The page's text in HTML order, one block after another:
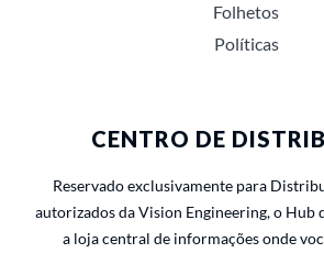
Folhetos
Políticas
CENTRO DE
Reservado exclusivamente para
autorizados da Vision Engineering, o Hub
a loja central de informações onde